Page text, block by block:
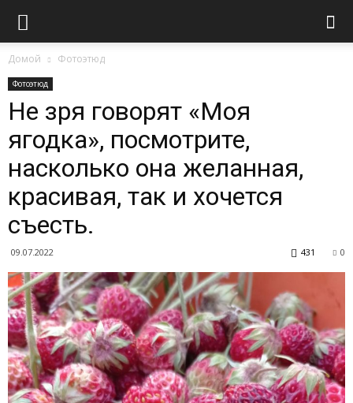
Домой Фотоэтюд
Фотоэтюд
Не зря говорят «Моя
ягодка», посмотрите,
насколько она желанная,
красивая, так и хочется
съесть.
09.07.2022 0
431